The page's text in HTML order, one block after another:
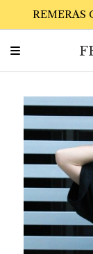
REMERAS